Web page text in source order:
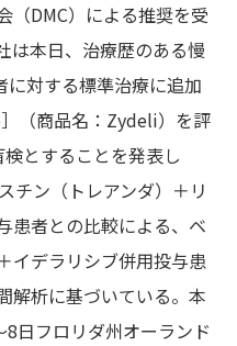
（DMC）による推奨を受
は本日、治療歴のある慢
対する標準治療に追加
（商品名：Zydeli）を評
とすることを発表し
チン（トレアンダ）＋リ
患者との比較による、ベ
イデラリシブ併用投与患
解析に基づいている。本
日フロリダ州オーランド